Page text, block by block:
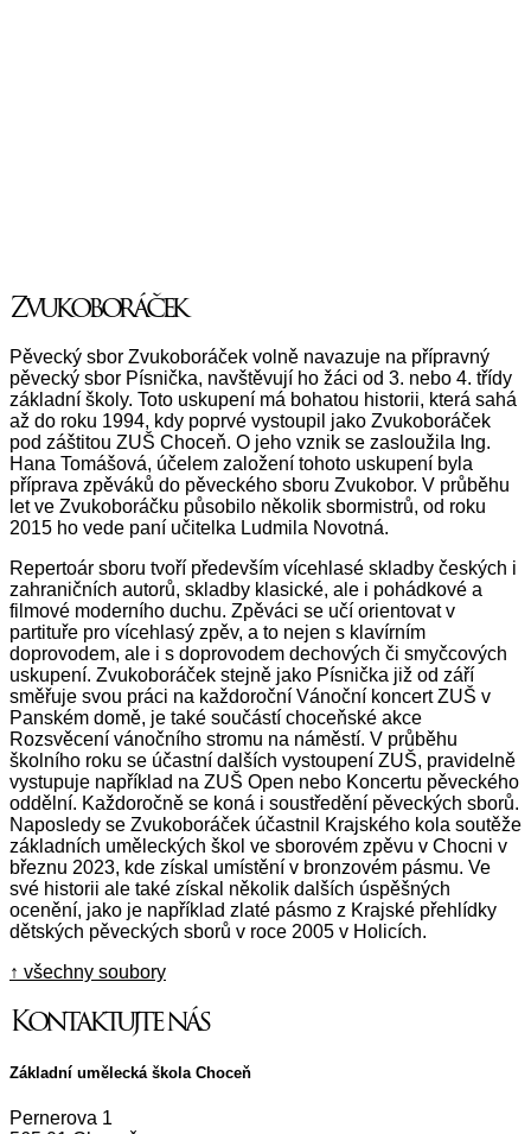
Zvukoboráček
Pěvecký sbor Zvukoboráček volně navazuje na přípravný
pěvecký sbor Písnička, navštěvují ho žáci od 3. nebo 4. třídy
základní školy. Toto uskupení má bohatou historii, která sahá
až do roku 1994, kdy poprvé vystoupil jako Zvukoboráček
pod záštitou ZUŠ Choceň. O jeho vznik se zasloužila Ing.
Hana Tomášová, účelem založení tohoto uskupení byla
příprava zpěváků do pěveckého sboru Zvukobor. V průběhu
let ve Zvukoboráčku působilo několik sbormistrů, od roku
2015 ho vede paní učitelka Ludmila Novotná.
Repertoár sboru tvoří především vícehlasé skladby českých i
zahraničních autorů, skladby klasické, ale i pohádkové a
filmové moderního duchu. Zpěváci se učí orientovat v
partituře pro vícehlasý zpěv, a to nejen s klavírním
doprovodem, ale i s doprovodem dechových či smyčcových
uskupení. Zvukoboráček stejně jako Písnička již od září
směřuje svou práci na každoroční Vánoční koncert ZUŠ v
Panském domě, je také součástí choceňské akce
Rozsvěcení vánočního stromu na náměstí. V průběhu
školního roku se účastní dalších vystoupení ZUŠ, pravidelně
vystupuje například na ZUŠ Open nebo Koncertu pěveckého
oddělní. Každoročně se koná i soustředění pěveckých sborů.
Naposledy se Zvukoboráček účastnil Krajského kola soutěže
základních uměleckých škol ve sborovém zpěvu v Chocni v
březnu 2023, kde získal umístění v bronzovém pásmu. Ve
své historii ale také získal několik dalších úspěšných
ocenění, jako je například zlaté pásmo z Krajské přehlídky
dětských pěveckých sborů v roce 2005 v Holicích.
↑ všechny soubory
Kontaktujte nás
Základní umělecká škola Choceň
Pernerova 1